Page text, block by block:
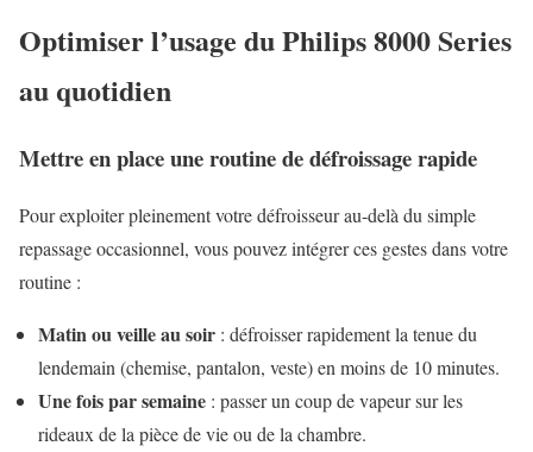
Optimiser l’usage du Philips 8000 Series
au quotidien
Mettre en place une routine de défroissage rapide
Pour exploiter pleinement votre défroisseur au-delà du simple
repassage occasionnel, vous pouvez intégrer ces gestes dans votre
routine :
Matin ou veille au soir : défroisser rapidement la tenue du
lendemain (chemise, pantalon, veste) en moins de 10 minutes.
Une fois par semaine : passer un coup de vapeur sur les
rideaux de la pièce de vie ou de la chambre.